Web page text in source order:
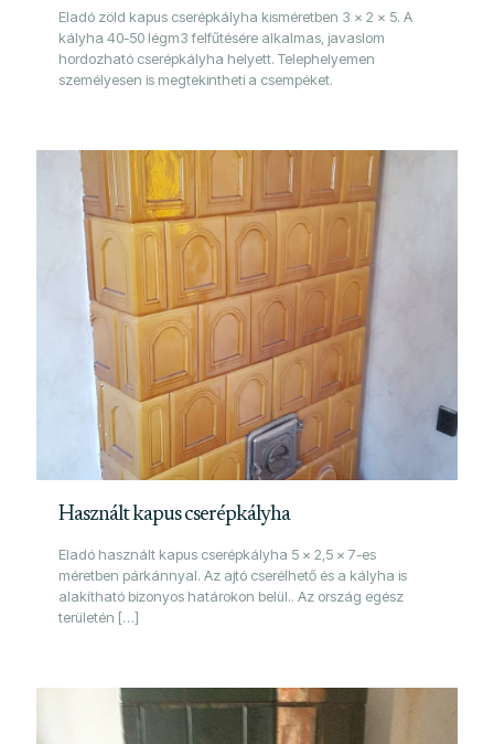
Eladó zöld kapus cserépkályha kisméretben 3 x 2 x 5. A
kályha 40-50 légm3 felfűtésére alkalmas, javaslom
hordozható cserépkályha helyett. Telephelyemen
személyesen is megtekintheti a csempéket.
Használt kapus cserépkályha
Eladó használt kapus cserépkályha 5 x 2,5 x 7-es
méretben párkánnyal. Az ajtó cserélhető és a kályha is
alakítható bizonyos határokon belül.. Az ország egész
területén […]